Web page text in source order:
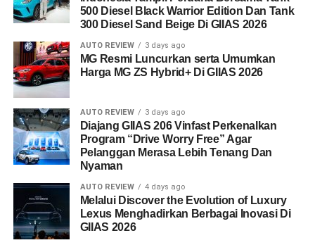
500 Diesel Black Warrior Edition Dan Tank
300 Diesel Sand Beige Di GIIAS 2026
AUTO REVIEW 3 days ago
MG Resmi Luncurkan serta Umumkan
Harga MG ZS Hybrid+ Di GIIAS 2026
AUTO REVIEW 3 days ago
Diajang GIIAS 206 Vinfast Perkenalkan
Program “Drive Worry Free” Agar
Pelanggan Merasa Lebih Tenang Dan
Nyaman
AUTO REVIEW 4 days ago
Melalui Discover the Evolution of Luxury
Lexus Menghadirkan Berbagai Inovasi Di
GIIAS 2026